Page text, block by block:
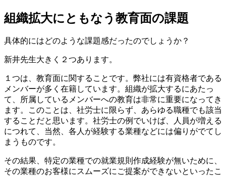
組織拡大にともなう 教育面の課題
具体的にはどのような課題感だったのでしょうか？
新井先生大きく２つあります。
１つは、教育面に関することです。弊社には有資格者である
メンバーが多く在籍しています。組織が拡大するにあたっ
て、所属しているメンバーへの教育は非常に重要になってき
ます。このことは、社労士に限らず、あらゆる職種でも該当
することだと思います。社労士の例でいけば、人員が増える
につれて、当然、各人が経験する業種などには偏りがでてし
まうものです。
その結果、特定の業種での就業規則作成経験が無いために、
その業種のお客様にスムーズにご提案ができないといったこ